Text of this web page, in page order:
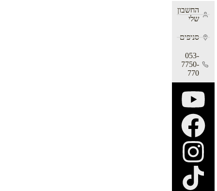
החשבון
שלי
סניפים
053-
7750-
770